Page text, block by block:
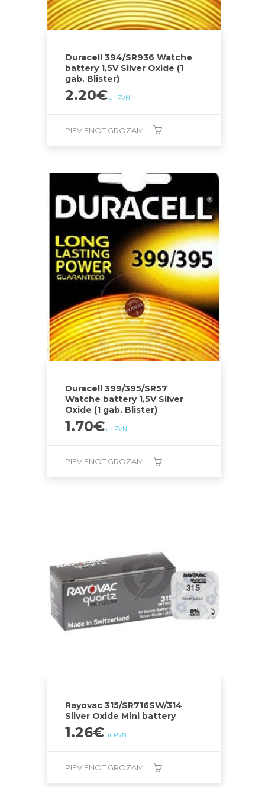
Duracell 394/SR936 Watche
battery 1,5V Silver Oxide (1
gab. Blister)
2.20€ ar PVN
PIEVIENOT GROZAM
Duracell 399/395/SR57
Watche battery 1,5V Silver
Oxide (1 gab. Blister)
1.70€ ar PVN
PIEVIENOT GROZAM
Rayovac 315/SR716SW/314
Silver Oxide Mini battery
1.26€ ar PVN
PIEVIENOT GROZAM